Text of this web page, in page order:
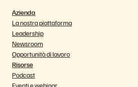
Azienda
La nostra piattaforma
Leadership
Newsroom
Opportunità di lavoro
Risorse
Podcast
Eventi e webinar